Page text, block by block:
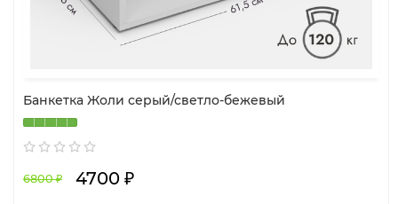
Банкетка Жоли серый/светло-бежевый
6800 ₽ 4700 ₽